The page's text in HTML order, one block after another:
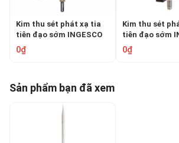
Kim thu sét phát xạ tia
tiên đạo sớm INGESCO
PDC 5.3
0₫
Kim thu sét
tiên đạo sớm
PDC 3.1
0₫
Sản phẩm bạn đã xem